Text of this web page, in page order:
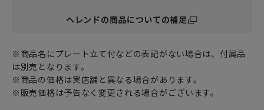
ヘレンドの商品についての補足
※商品名にプレート立て付などの表記がない場合は、付属品
は別売となります。
※商品の価格は実店舗と異なる場合があります。
※販売価格は予告なく変更される場合がございます。